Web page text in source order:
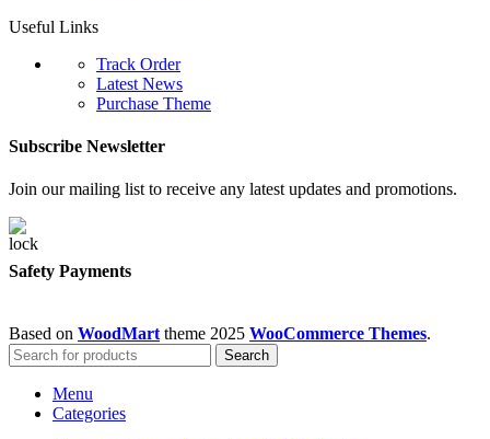
Useful Links
Track Order
Latest News
Purchase Theme
Subscribe Newsletter
Join our mailing list to receive any latest updates and promotions.
Safety Payments
Based on WoodMart theme 2025 WooCommerce Themes.
Search
Menu
Categories